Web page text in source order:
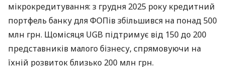
мікрокредитування: з грудня 2025 року кредитний
портфель банку для ФОПів збільшився на понад 500
млн грн. Щомісяця UGB підтримує від 150 до 200
представників малого бізнесу, спрямовуючи на
їхній розвиток близько 200 млн грн.